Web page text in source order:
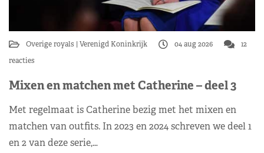
Overige royals Verenigd Koninkrijk 04 aug 2026
12
reacties
Mixen en matchen met Catherine – deel 3
Met regelmaat is Catherine bezig met het mixen en
matchen van outfits. In 2023 en 2024 schreven we deel 1
en 2 van deze serie,…